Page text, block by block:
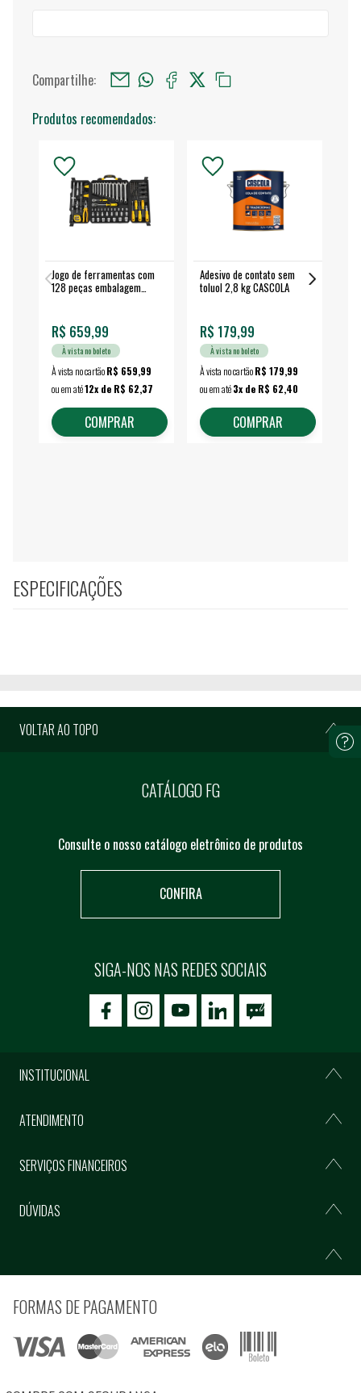
Compartilhe:
Produtos recomendados:
Jogo de ferramentas com
128 peças embalagem
R$ 659,99
À vista no boleto
À vista no cartãoR$ 659,99
ou em até12x de R$ 62,37
COMPRAR
Adesivo de contato sem
toluol 2,8 kg CASCOLA
R$ 179,99
À vista no boleto
À vista no cartãoR$ 179,99
ou em até3x de R$ 62,40
COMPRAR
ESPECIFICAÇÕES
VOLTAR AO TOPO
CATÁLOGO FG
Consulte o nosso catálogo eletrônico de produtos
CONFIRA
SIGA-NOS NAS REDES SOCIAIS
icon-facebookicon-social02icon-social03
INSTITUCIONAL
ATENDIMENTO
SERVIÇOS FINANCEIROS
DÚVIDAS
FORMAS DE PAGAMENTO